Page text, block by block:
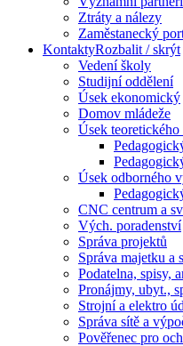
Ztráty a nálezy
Zaměstanecký
KontaktyRozbalit / skrýt
Vedení školy
Studijní oddělení
Úsek ekonomický
Domov mládeže
Úsek
Úsek odborného
CNC centrum a
Vých. poradenství
Správa projektů
Správa majetku a
Podatelna, spisy,
Pronájmy, ubyt.,
Strojní a elektro
Správa sítě a
Pověřenec pro